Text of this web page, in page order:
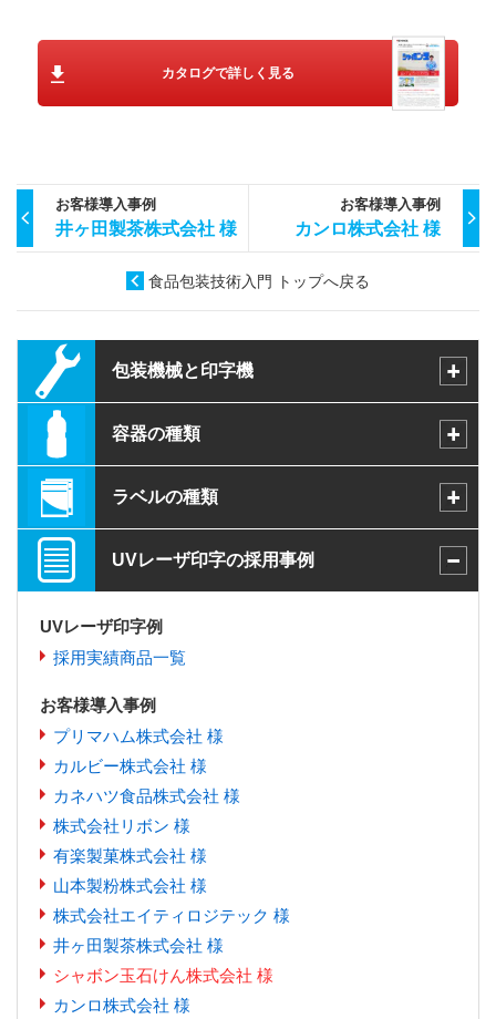
カタログで詳しく見る
お客様導入事例
井ヶ田製茶株式会社 様
お客様導入事例
カンロ株式会社 様
食品包装技術入門 トップへ戻る
包装機械と印字機
容器の種類
ラベルの種類
UVレーザ印字の採用事例
UVレーザ印字例
採用実績商品一覧
お客様導入事例
プリマハム株式会社 様
カルビー株式会社 様
カネハツ食品株式会社 様
株式会社リボン 様
有楽製菓株式会社 様
山本製粉株式会社 様
株式会社エイティロジテック 様
井ヶ田製茶株式会社 様
シャボン玉石けん株式会社 様
カンロ株式会社 様